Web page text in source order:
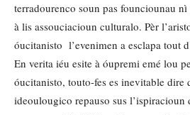
terradourenco soun pas founciounau
à lis assouciacioun culturalo. Pèr
óucitanisto l’evenimen a esclapa tout
En verita iéu esite à óupremi emé lou
óucitanisto, touto-fes es inevitable dire
ideoulougico repauso sus